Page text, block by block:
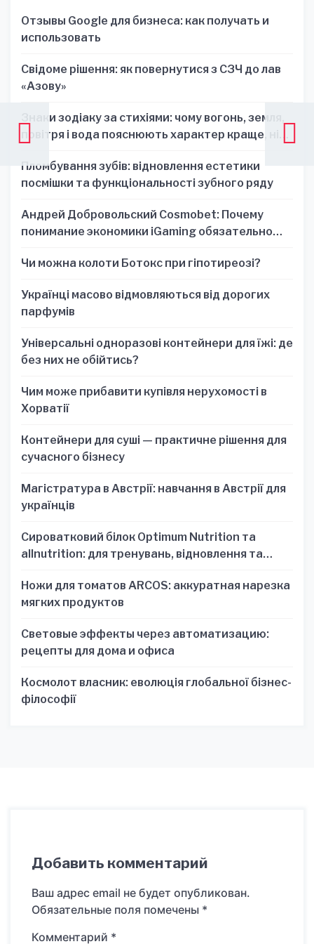
Отзывы Google для бизнеса: как получать и
использовать
Свідоме рішення: як повернутися з СЗЧ до лав
«Азову»
Знаки зодіаку за стихіями: чому вогонь, земля,
повітря і вода пояснюють характер краще, ніж
Пломбування зубів: відновлення естетики
посмішки та функціональності зубного ряду
Андрей Добровольский Cosmobet: Почему
понимание экономики iGaming обязательно
Чи можна колоти Ботокс при гіпотиреозі?
Українці масово відмовляються від дорогих
парфумів
Універсальні одноразові контейнери для їжі: де
без них не обійтись?
Чим може прибавити купівля нерухомості в
Хорватії
Контейнери для суші — практичне рішення для
сучасного бізнесу
Магістратура в Австрії: навчання в Австрії для
українців
Сироватковий білок Optimum Nutrition та
allnutrition: для тренувань, відновлення та
Ножи для томатов ARCOS: аккуратная нарезка
мягких продуктов
Световые эффекты через автоматизацию:
рецепты для дома и офиса
Космолот власник: еволюція глобальної бізнес-
філософії
Добавить комментарий
Ваш адрес email не будет опубликован.
Обязательные поля помечены *
Комментарий *